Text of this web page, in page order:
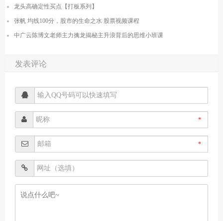
龙头高确定性买点【打板系列】
张帆 均线100分，股市的生命之水 股票视频课程
中广云陈博文老师主力擒龙揭秘主升浪背后的思维小班课
发表评论
*
*